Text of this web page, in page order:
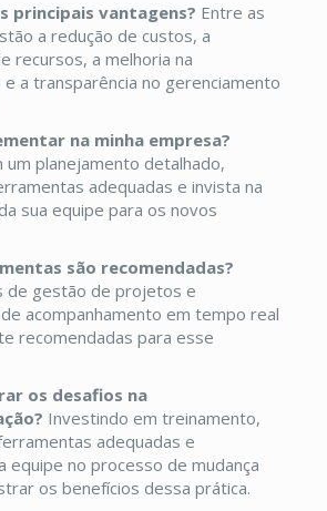
principais vantagens? Entre as
a redução de custos, a
recursos, a melhoria na
e a transparência no gerenciamento
na minha empresa?
um planejamento detalhado,
adequadas e invista na
sua equipe para os novos
são recomendadas?
de gestão de projetos e
acompanhamento em tempo real
recomendadas para esse
os desafios na
Investindo em treinamento,
adequadas e
equipe no processo de mudança
os benefícios dessa prática.